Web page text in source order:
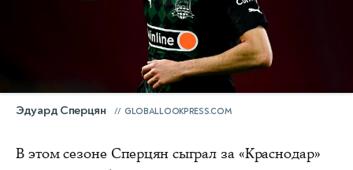
Эдуард Сперцян GLOBALLOOKPRESS.COM
В этом сезоне Сперцян сыграл за «Краснодар»